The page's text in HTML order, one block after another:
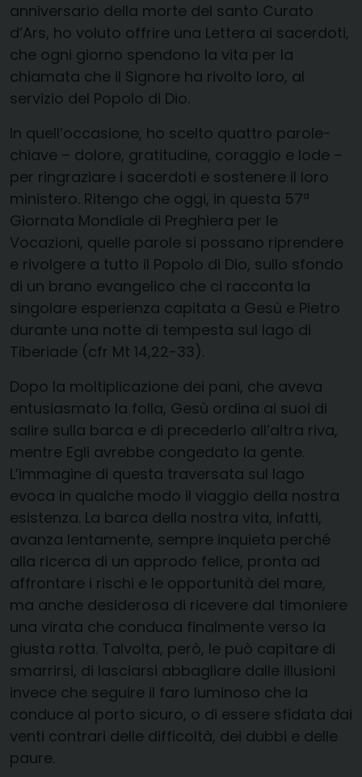
anniversario della morte del santo Curato
d’Ars, ho voluto offrire una Lettera ai sacerdoti,
che ogni giorno spendono la vita per la
chiamata che il Signore ha rivolto loro, al
servizio del Popolo di Dio.
In quell’occasione, ho scelto quattro parole-
chiave – dolore, gratitudine, coraggio e lode –
per ringraziare i sacerdoti e sostenere il loro
ministero. Ritengo che oggi, in questa 57ª
Giornata Mondiale di Preghiera per le
Vocazioni, quelle parole si possano riprendere
e rivolgere a tutto il Popolo di Dio, sullo sfondo
di un brano evangelico che ci racconta la
singolare esperienza capitata a Gesù e Pietro
durante una notte di tempesta sul lago di
Tiberiade (cfr Mt 14,22-33).
Dopo la moltiplicazione dei pani, che aveva
entusiasmato la folla, Gesù ordina ai suoi di
salire sulla barca e di precederlo all’altra riva,
mentre Egli avrebbe congedato la gente.
L’immagine di questa traversata sul lago
evoca in qualche modo il viaggio della nostra
esistenza. La barca della nostra vita, infatti,
avanza lentamente, sempre inquieta perché
alla ricerca di un approdo felice, pronta ad
affrontare i rischi e le opportunità del mare,
ma anche desiderosa di ricevere dal timoniere
una virata che conduca finalmente verso la
giusta rotta. Talvolta, però, le può capitare di
smarrirsi, di lasciarsi abbagliare dalle illusioni
invece che seguire il faro luminoso che la
conduce al porto sicuro, o di essere sfidata dai
venti contrari delle difficoltà, dei dubbi e delle
paure.